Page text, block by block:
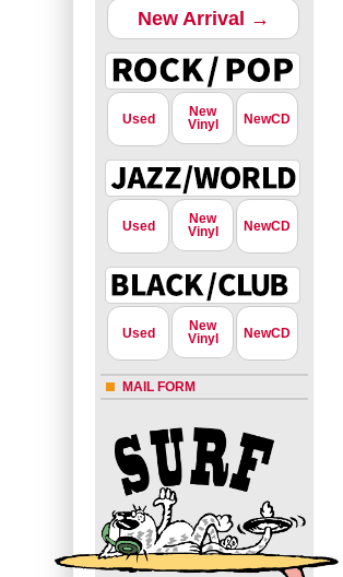
New Arrival →
Used
New
Vinyl
NewCD
Used
New
Vinyl
NewCD
Used
New
Vinyl
NewCD
MAIL FORM